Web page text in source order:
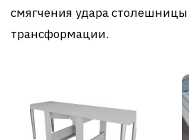
смягчения удара
трансформации.